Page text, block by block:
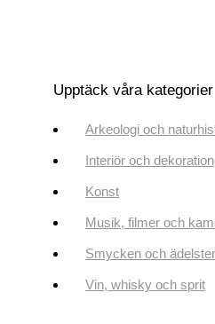
Upptäck våra kategorier
Arkeologi och
Interiör och dekoration
Konst
Musik, filmer och
Smycken och
Vin, whisky och sprit